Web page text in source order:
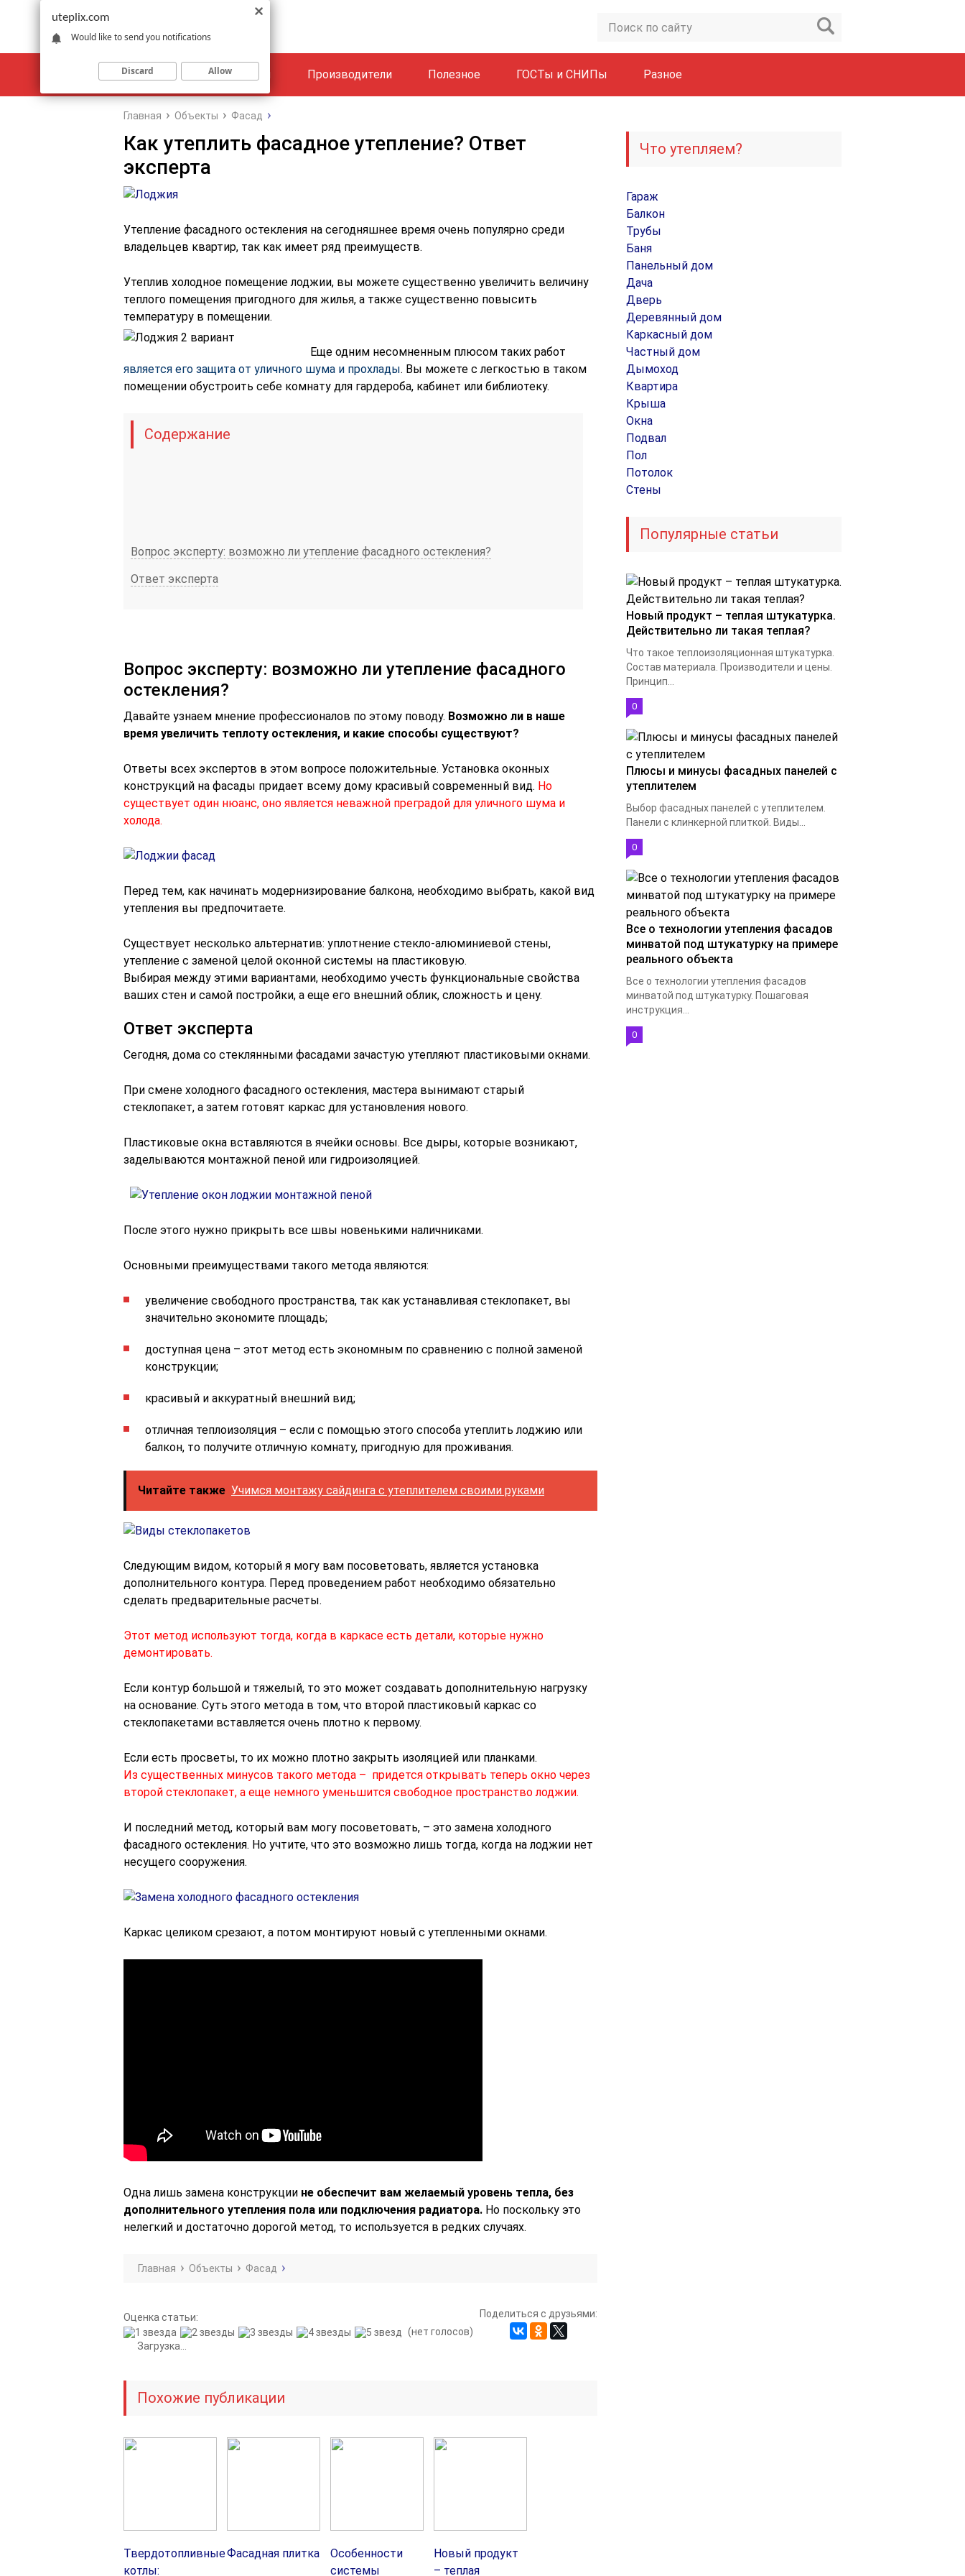
Материалы Объекты Производители Полезное ГОСТы и СНИПы Разное
Главная Объекты Фасад
Как утеплить фасадное утепление? Ответ
эксперта
Утепление фасадного остекления на сегодняшнее время очень популярно среди
владельцев квартир, так как имеет ряд преимуществ.
Утеплив холодное помещение лоджии, вы можете существенно увеличить величину
теплого помещения пригодного для жилья, а также существенно повысить
температуру в помещении.
Еще одним несомненным плюсом таких работ
является его защита от уличного шума и прохлады. Вы можете с легкостью в таком
помещении обустроить себе комнату для гардероба, кабинет или библиотеку.
Содержание
Вопрос эксперту: возможно ли утепление фасадного остекления?
Ответ эксперта
Вопрос эксперту: возможно ли утепление фасадного
остекления?
Давайте узнаем мнение профессионалов по этому поводу. Возможно ли в наше
время увеличить теплоту остекления, и какие способы существуют?
Ответы всех экспертов в этом вопросе положительные. Установка оконных
конструкций на фасады придает всему дому красивый современный вид. Но
существует один нюанс, оно является неважной преградой для уличного шума и
холода.
Перед тем, как начинать модернизирование балкона, необходимо выбрать, какой вид
утепления вы предпочитаете.
Существует несколько альтернатив: уплотнение стекло-алюминиевой стены,
утепление с заменой целой оконной системы на пластиковую.
Выбирая между этими вариантами, необходимо учесть функциональные свойства
ваших стен и самой постройки, а еще его внешний облик, сложность и цену.
Ответ эксперта
Сегодня, дома со стеклянными фасадами зачастую утепляют пластиковыми окнами.
При смене холодного фасадного остекления, мастера вынимают старый
стеклопакет, а затем готовят каркас для установления нового.
Пластиковые окна вставляются в ячейки основы. Все дыры, которые возникают,
заделываются монтажной пеной или гидроизоляцией.
После этого нужно прикрыть все швы новенькими наличниками.
Основными преимуществами такого метода являются:
увеличение свободного пространства, так как устанавливая стеклопакет, вы
значительно экономите площадь;
доступная цена – этот метод есть экономным по сравнению с полной заменой
конструкции;
красивый и аккуратный внешний вид;
отличная теплоизоляция – если с помощью этого способа утеплить лоджию или
балкон, то получите отличную комнату, пригодную для проживания.
Читайте также Учимся монтажу сайдинга с утеплителем своими руками
Следующим видом, который я могу вам посоветовать, является установка
дополнительного контура. Перед проведением работ необходимо обязательно
сделать предварительные расчеты.
Этот метод используют тогда, когда в каркасе есть детали, которые нужно
демонтировать.
Если контур большой и тяжелый, то это может создавать дополнительную нагрузку
на основание. Суть этого метода в том, что второй пластиковый каркас со
стеклопакетами вставляется очень плотно к первому.
Если есть просветы, то их можно плотно закрыть изоляцией или планками.
Из существенных минусов такого метода – придется открывать теперь окно через
второй стеклопакет, а еще немного уменьшится свободное пространство лоджии.
И последний метод, который вам могу посоветовать, – это замена холодного
фасадного остекления. Но учтите, что это возможно лишь тогда, когда на лоджии нет
несущего сооружения.
Каркас целиком срезают, а потом монтируют новый с утепленными окнами.
Одна лишь замена конструкции не обеспечит вам желаемый уровень тепла, без
дополнительного утепления пола или подключения радиатора. Но поскольку это
нелегкий и достаточно дорогой метод, то используется в редких случаях.
Главная Объекты Фасад
Оценка статьи:
(нет голосов)
Загрузка...
Поделиться с друзьями:
Похожие публикации
Твердотопливные
котлы:
Фасадная плитка
Особенности
системы
Новый продукт
– теплая
Что утепляем?
Гараж
Балкон
Трубы
Баня
Панельный дом
Дача
Дверь
Деревянный дом
Каркасный дом
Частный дом
Дымоход
Квартира
Крыша
Окна
Подвал
Пол
Потолок
Стены
Популярные статьи
Новый продукт – теплая штукатурка.
Действительно ли такая теплая?
Что такое теплоизоляционная штукатурка.
Состав материала. Производители и цены.
Принцип...
0
Плюсы и минусы фасадных панелей с
утеплителем
Выбор фасадных панелей с утеплителем.
Панели с клинкерной плиткой. Виды...
0
Все о технологии утепления фасадов
минватой под штукатурку на примере
реального объекта
Все о технологии утепления фасадов
минватой под штукатурку. Пошаговая
инструкция...
0
uteplix.com
Would like to send you notifications
Discard Allow